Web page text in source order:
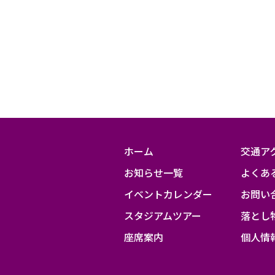
ラ
ン
パ
ホーム
お知らせ一覧
イベントカレンダー
スタジアムツアー
座席案内
交通ア
よくあ
お問い
落とし
個人情